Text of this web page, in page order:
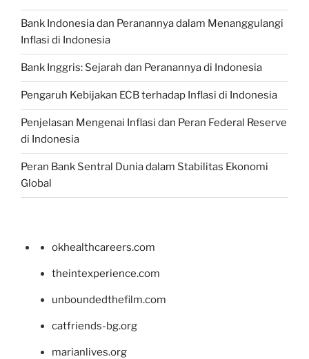
Bank Indonesia dan Peranannya dalam Menanggulangi
Inflasi di Indonesia
Bank Inggris: Sejarah dan Peranannya di Indonesia
Pengaruh Kebijakan ECB terhadap Inflasi di Indonesia
Penjelasan Mengenai Inflasi dan Peran Federal Reserve
di Indonesia
Peran Bank Sentral Dunia dalam Stabilitas Ekonomi
Global
okhealthcareers.com
theintexperience.com
unboundedthefilm.com
catfriends-bg.org
marianlives.org